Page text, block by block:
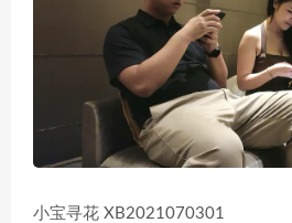
小宝寻花 XB2021070301